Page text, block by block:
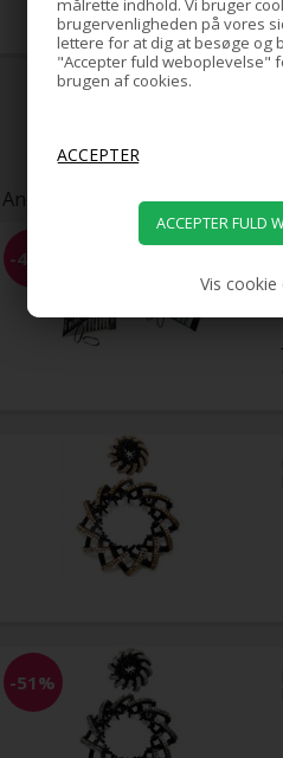
brugervenligheden på vores
lettere for at dig at besøge og
"Accepter fuld weboplevelse"
brugen af cookies.
Vis
Andre kunder har også købt:
-40%
-51%